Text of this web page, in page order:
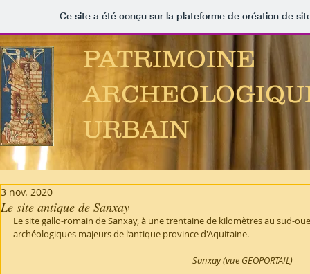
Ce site a été conçu sur la plateforme de création de
PATRIMOINE
URBAIN
Le site antique de Sanxay
3 nov. 2020
Le site gallo-romain de Sanxay, à une trentaine de kilomètres au sud-
archéologiques majeurs de l’antique province d'Aquitaine.
Sanxay (vue GEOPORTAIL)